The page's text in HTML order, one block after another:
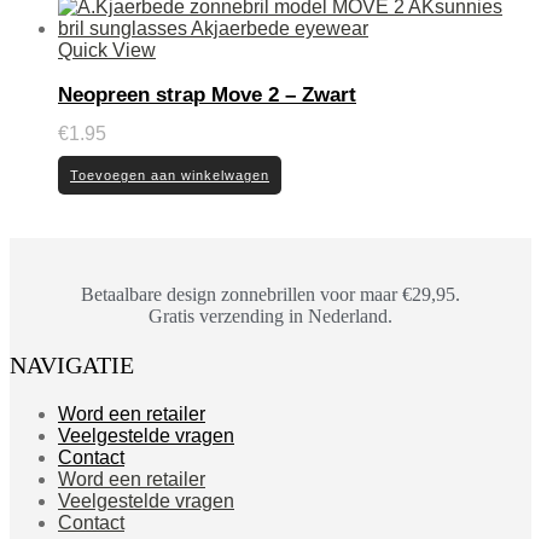
Quick View
Neopreen strap Move 2 – Zwart
€1.95
Toevoegen aan winkelwagen
Betaalbare design zonnebrillen voor maar €29,95.
Gratis verzending in Nederland.
NAVIGATIE
Word een retailer
Veelgestelde vragen
Contact
Word een retailer
Veelgestelde vragen
Contact